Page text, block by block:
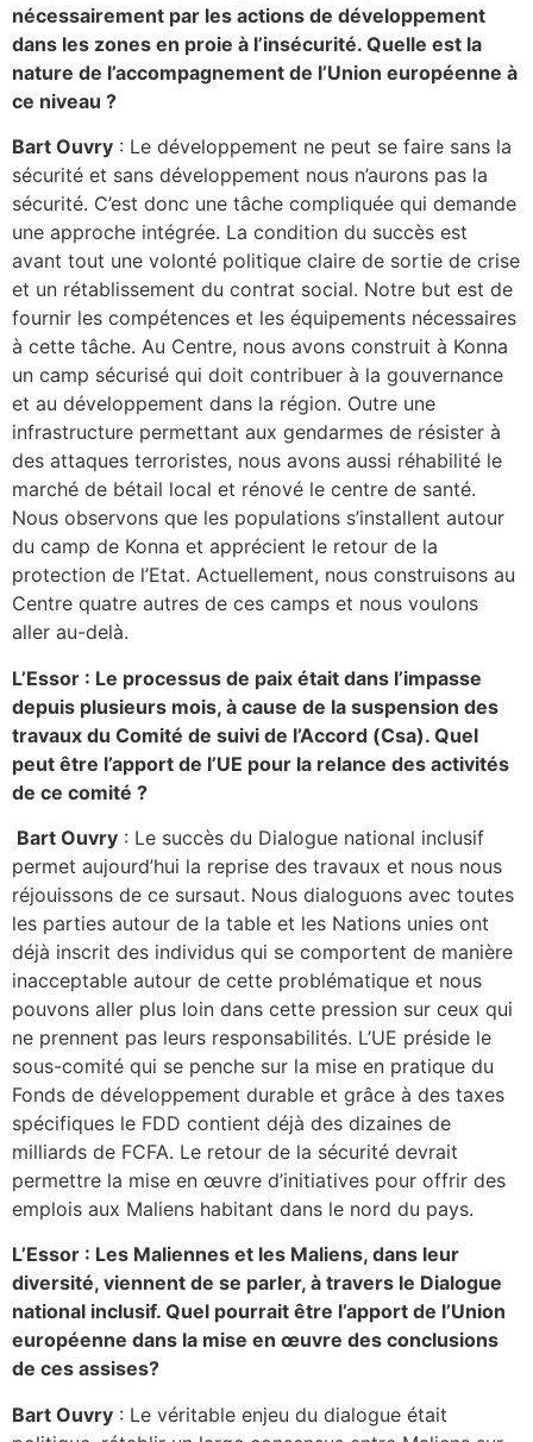
nécessairement par les actions de développement
dans les zones en proie à l’insécurité. Quelle est la
nature de l’accompagnement de l’Union européenne à
ce niveau ?
Bart Ouvry : Le développement ne peut se faire sans la
sécurité et sans développement nous n’aurons pas la
sécurité. C’est donc une tâche compliquée qui demande
une approche intégrée. La condition du succès est
avant tout une volonté politique claire de sortie de crise
et un rétablissement du contrat social. Notre but est de
fournir les compétences et les équipements nécessaires
à cette tâche. Au Centre, nous avons construit à Konna
un camp sécurisé qui doit contribuer à la gouvernance
et au développement dans la région. Outre une
infrastructure permettant aux gendarmes de résister à
des attaques terroristes, nous avons aussi réhabilité le
marché de bétail local et rénové le centre de santé.
Nous observons que les populations s’installent autour
du camp de Konna et apprécient le retour de la
protection de l’Etat. Actuellement, nous construisons au
Centre quatre autres de ces camps et nous voulons
aller au-delà.
L’Essor : Le processus de paix était dans l’impasse
depuis plusieurs mois, à cause de la suspension des
travaux du Comité de suivi de l’Accord (Csa). Quel
peut être l’apport de l’UE pour la relance des activités
de ce comité ?
Bart Ouvry : Le succès du Dialogue national inclusif
permet aujourd’hui la reprise des travaux et nous nous
réjouissons de ce sursaut. Nous dialoguons avec toutes
les parties autour de la table et les Nations unies ont
déjà inscrit des individus qui se comportent de manière
inacceptable autour de cette problématique et nous
pouvons aller plus loin dans cette pression sur ceux qui
ne prennent pas leurs responsabilités. L’UE préside le
sous-comité qui se penche sur la mise en pratique du
Fonds de développement durable et grâce à des taxes
spécifiques le FDD contient déjà des dizaines de
milliards de FCFA. Le retour de la sécurité devrait
permettre la mise en œuvre d’initiatives pour offrir des
emplois aux Maliens habitant dans le nord du pays.
L’Essor : Les Maliennes et les Maliens, dans leur
diversité, viennent de se parler, à travers le Dialogue
national inclusif. Quel pourrait être l’apport de l’Union
européenne dans la mise en œuvre des conclusions
de ces assises?
Bart Ouvry : Le véritable enjeu du dialogue était